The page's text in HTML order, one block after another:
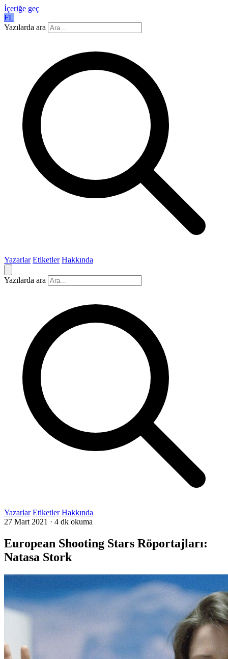
İçeriğe geç
FL
Yazılarda ara
Yazarlar Etiketler Hakkında
Yazılarda ara
Yazarlar Etiketler Hakkında
27 Mart 2021 · 4 dk okuma
European Shooting Stars Röportajları:
Natasa Stork